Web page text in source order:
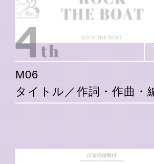
M06
タイトル／作詞・作曲・